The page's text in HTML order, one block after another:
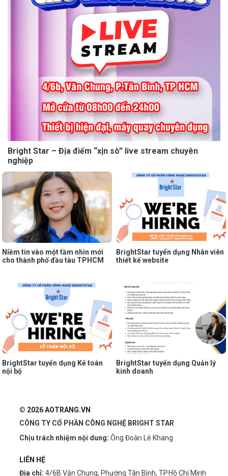
Bright Star – Địa điểm “xịn sò” live stream chuyên
nghiệp
Niềm tin vào một tầm nhìn mới
cho thành phố đầu tàu TPHCM
BrightStar tuyển dụng Nhân viên
thiết kế website
BrightStar tuyển dụng Kế toán
nội bộ
BrightStar tuyển dụng Quản lý
kinh doanh
© 2026 AOTRANG.VN
CÔNG TY CỔ PHẦN CÔNG NGHỆ BRIGHT STAR
Chịu trách nhiệm nội dung: Ông Đoàn Lê Khang
LIÊN HỆ
Địa chỉ: 4/6B Văn Chung, Phường Tân Bình, TP.Hồ Chí Minh